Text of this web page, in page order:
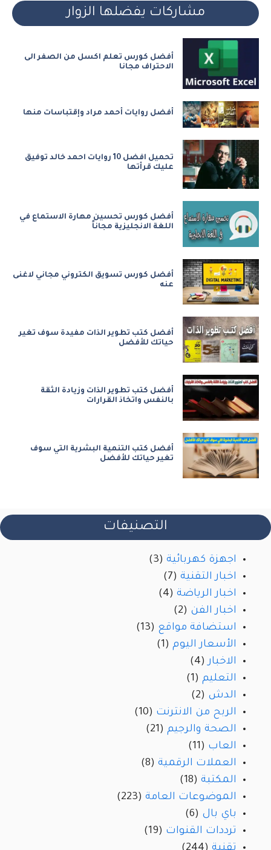
مشاركات يفضلها الزوار
أفضل كورس تعلم اكسل من الصفر الى
الاحتراف مجانا
أفضل روايات أحمد مراد وإقتباسات منها
تحميل افضل 10 روايات احمد خالد توفيق
عليك قرأتها
أفضل كورس تحسين مهارة الاستماع في
اللغة الانجليزية مجاناً
أفضل كورس تسويق الكتروني مجاني لاغنى
عنه
أفضل كتب تطوير الذات مفيدة سوف تغير
حياتك للأفضل
أفضل كتب تطوير الذات وزيادة الثقة
بالنفس واتخاذ القرارات
أفضل كتب التنمية البشرية التي سوف
تغير حياتك للأفضل
التصنيفات
اجهزة كهربائية (3)
اخبار التقنية (7)
اخبار الرياضة (4)
اخبار الفن (2)
استضافة مواقع (13)
الأسعار اليوم (1)
الاخبار(4)
التعليم (1)
الدش (2)
الربح من الانترنت (10)
الصحة والرجيم (21)
العاب (11)
العملات الرقمية (8)
المكتبة (18)
الموضوعات العامة (223)
باي بال (6)
ترددات القنوات (19)